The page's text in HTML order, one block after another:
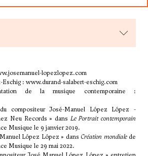
lopezlopez.com
Eschig : www.durand-salabert-eschig.com
de la musique contemporaine :
compositeur José-Manuel López López -
Neu Records » dans Le Portrait contemporain
Musique le 9 janvier 2019.
López López » dans Création mondialede
Musique le 29 mai 2022.